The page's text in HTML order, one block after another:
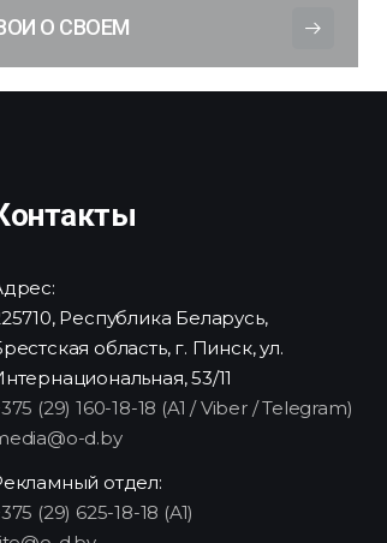
О СВОЕМ
Республика Беларусь,
область, г. Пинск, ул.
53/11
(29) 160-18-18 (A1 / Viber / Telegram)
d.by
отдел:
(29) 625-18-18 (A1)